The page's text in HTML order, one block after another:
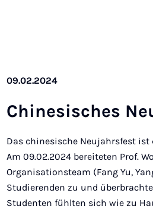
09.02.2024
Chin­es­isches
Das chinesische Neujahrsfest
Am 09.02.2024 bereiteten Prof.
Organisationsteam (Fang Yu,
Studierenden zu und
Studenten fühlten sich wie zu